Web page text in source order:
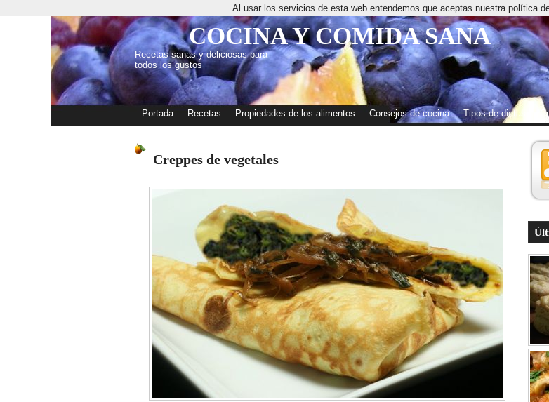
COCINA Y COMIDA SANA
Recetas sanas y deliciosas para
todos los gustos
Portada Recetas Propiedades de los alimentos Consejos de cocina Tipos de dietas
Creppes de vegetales
Al usar los servicios de esta web entendemos que aceptas nuestra política